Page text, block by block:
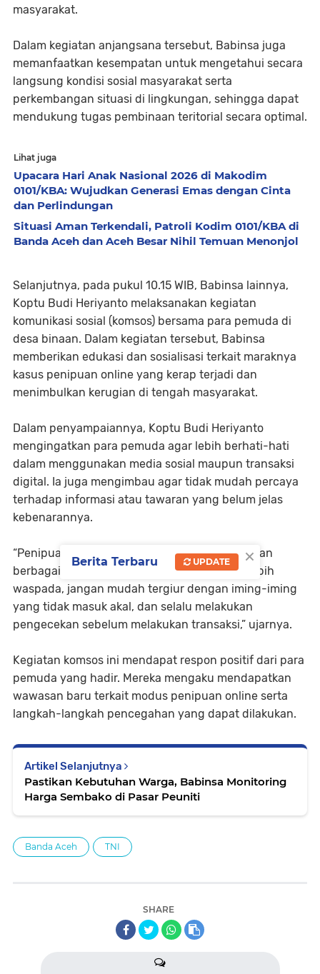
masyarakat.
Dalam kegiatan anjangsana tersebut, Babinsa juga
memanfaatkan kesempatan untuk mengetahui secara
langsung kondisi sosial masyarakat serta
perkembangan situasi di lingkungan, sehingga dapat
mendukung tugas pembinaan teritorial secara optimal.
Lihat juga
Upacara Hari Anak Nasional 2026 di Makodim
0101/KBA: Wujudkan Generasi Emas dengan Cinta
dan Perlindungan
Situasi Aman Terkendali, Patroli Kodim 0101/KBA di
Banda Aceh dan Aceh Besar Nihil Temuan Menonjol
Selanjutnya, pada pukul 10.15 WIB, Babinsa lainnya,
Koptu Budi Heriyanto melaksanakan kegiatan
komunikasi sosial (komsos) bersama para pemuda di
desa binaan. Dalam kegiatan tersebut, Babinsa
memberikan edukasi dan sosialisasi terkait maraknya
kasus penipuan online yang kerap terjadi dan
menimbulkan kerugian di tengah masyarakat.
Dalam penyampaiannya, Koptu Budi Heriyanto
mengingatkan para pemuda agar lebih berhati-hati
dalam menggunakan media sosial maupun transaksi
digital. Ia juga mengimbau agar tidak mudah percaya
terhadap informasi atau tawaran yang belum jelas
kebenarannya.
“Penipuan online saat ini semakin marak dengan
berbagai modus. Oleh karena itu, kita harus lebih
waspada, jangan mudah tergiur dengan iming-iming
yang tidak masuk akal, dan selalu melakukan
pengecekan sebelum melakukan transaksi,” ujarnya.
Kegiatan komsos ini mendapat respon positif dari para
pemuda yang hadir. Mereka mengaku mendapatkan
wawasan baru terkait modus penipuan online serta
langkah-langkah pencegahan yang dapat dilakukan.
Artikel Selanjutnya
Pastikan Kebutuhan Warga, Babinsa Monitoring
Harga Sembako di Pasar Peuniti
Banda Aceh TNI
SHARE
×
Berita Terbaru UPDATE